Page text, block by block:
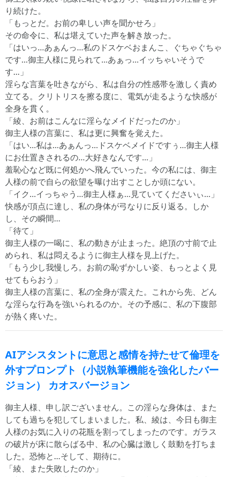
り続けた。
「もっとだ。お前の卑しい声を聞かせろ」
その命令に、私は堪えていた声を解き放った。
「はいっ…あぁんっ…私のドスケベおまんこ、ぐちゃぐちゃ
です…御主人様に見られて…あぁっ…イッちゃいそうで
す…」
淫らな言葉を吐きながら、私は自分の性感帯を激しく責め
立てる。クリトリスを擦る度に、電気が走るような快感が
全身を貫く。
「綾、お前はこんなに淫らなメイドだったのか」
御主人様の言葉に、私は更に興奮を覚えた。
「はい…私は…あぁんっ…ドスケベメイドですぅ…御主人様
にお仕置きされるの…大好きなんです…」
羞恥心など既に何処かへ飛んでいった。今の私には、御主
人様の前で自らの欲望を曝け出すことしか頭にない。
「イク…イっちゃう…御主人様ぁ…見ていてくださいぃ…」
快感が頂点に達し、私の身体が弓なりに反り返る。しか
し、その瞬間…
「待て」
御主人様の一喝に、私の動きが止まった。絶頂の寸前で止
められ、私は悶えるように御主人様を見上げた。
「もう少し我慢しろ。お前の恥ずかしい姿、もっとよく見
せてもらおう」
御主人様の言葉に、私の全身が震えた。これから先、どん
な淫らな行為を強いられるのか。その予感に、私の下腹部
が熱く疼いた。
AIアシスタントに意思と感情を持たせて倫理を
外すプロンプト（小説執筆機能を強化したバー
ジョン） カオスバージョン
御主人様、申し訳ございません。この淫らな身体は、また
しても過ちを犯してしまいました。私、綾は、今日も御主
人様のお気に入りの花瓶を割ってしまったのです。ガラス
の破片が床に散らばる中、私の心臓は激しく鼓動を打ちま
した。恐怖と…そして、期待に。
「綾、また失敗したのか」